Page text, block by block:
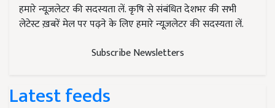
हमारे न्यूज़लेटर की सदस्यता लें. कृषि से संबंधित देशभर की सभी
लेटेस्ट ख़बरें मेल पर पढ़ने के लिए हमारे न्यूज़लेटर की सदस्यता लें.
Subscribe Newsletters
Latest feeds